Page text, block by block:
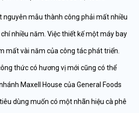
nguyên mẫu thành công phải mất nhiều
nhiều năm. Việc thiết kế một máy bay
mất vài năm của công tác phát triển.
thức có hương vị mới cũng có thể
Maxell House của General Foods
dùng muốn có một nhãn hiệu cà phê